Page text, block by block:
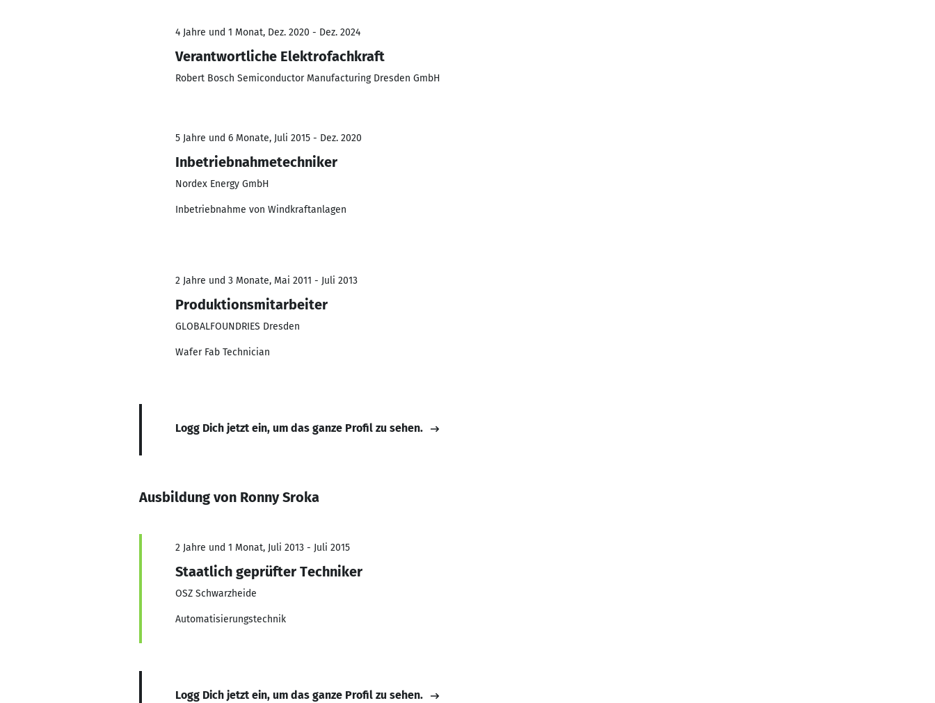
4 Jahre und 1 Monat, Dez. 2020 - Dez. 2024
Verantwortliche Elektrofachkraft
Robert Bosch Semiconductor Manufacturing Dresden GmbH
5 Jahre und 6 Monate, Juli 2015 - Dez. 2020
Inbetriebnahmetechniker
Nordex Energy GmbH
Inbetriebnahme von Windkraftanlagen
2 Jahre und 3 Monate, Mai 2011 - Juli 2013
Produktionsmitarbeiter
GLOBALFOUNDRIES Dresden
Wafer Fab Technician
Logg Dich jetzt ein, um das ganze Profil zu sehen.
Ausbildung von Ronny Sroka
2 Jahre und 1 Monat, Juli 2013 - Juli 2015
Staatlich geprüfter Techniker
OSZ Schwarzheide
Automatisierungstechnik
Logg Dich jetzt ein, um das ganze Profil zu sehen.